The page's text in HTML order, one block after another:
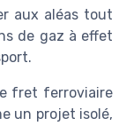
aux aléas tout
de gaz à effet
fret ferroviaire
un projet isolé,